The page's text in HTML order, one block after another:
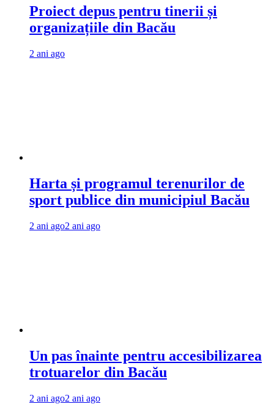
Proiect depus pentru tinerii și
organizațiile din Bacău
2 ani ago
Harta și programul terenurilor de
sport publice din municipiul Bacău
2 ani ago2 ani ago
Un pas înainte pentru accesibilizarea
trotuarelor din Bacău
2 ani ago2 ani ago